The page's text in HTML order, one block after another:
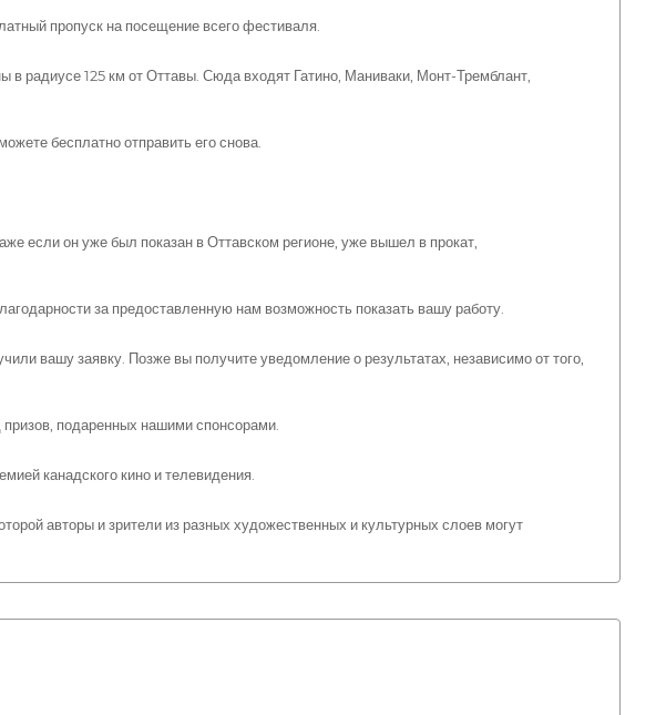
пропуск на посещение всего фестиваля.
радиусе 125 км от Оттавы. Сюда входят Гатино, Маниваки, Монт-Тремблант,
бесплатно отправить его снова.
если он уже был показан в Оттавском регионе, уже вышел в прокат,
за предоставленную нам возможность показать вашу работу.
вашу заявку. Позже вы получите уведомление о результатах, независимо от того,
подаренных нашими спонсорами.
канадского кино и телевидения.
авторы и зрители из разных художественных и культурных слоев могут